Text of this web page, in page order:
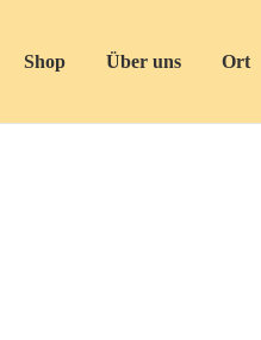
Shop Über uns Ort